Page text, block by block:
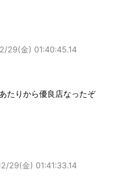
29(金) 01:40:45.14
たりから優良店なったぞ
29(金) 01:41:33.14